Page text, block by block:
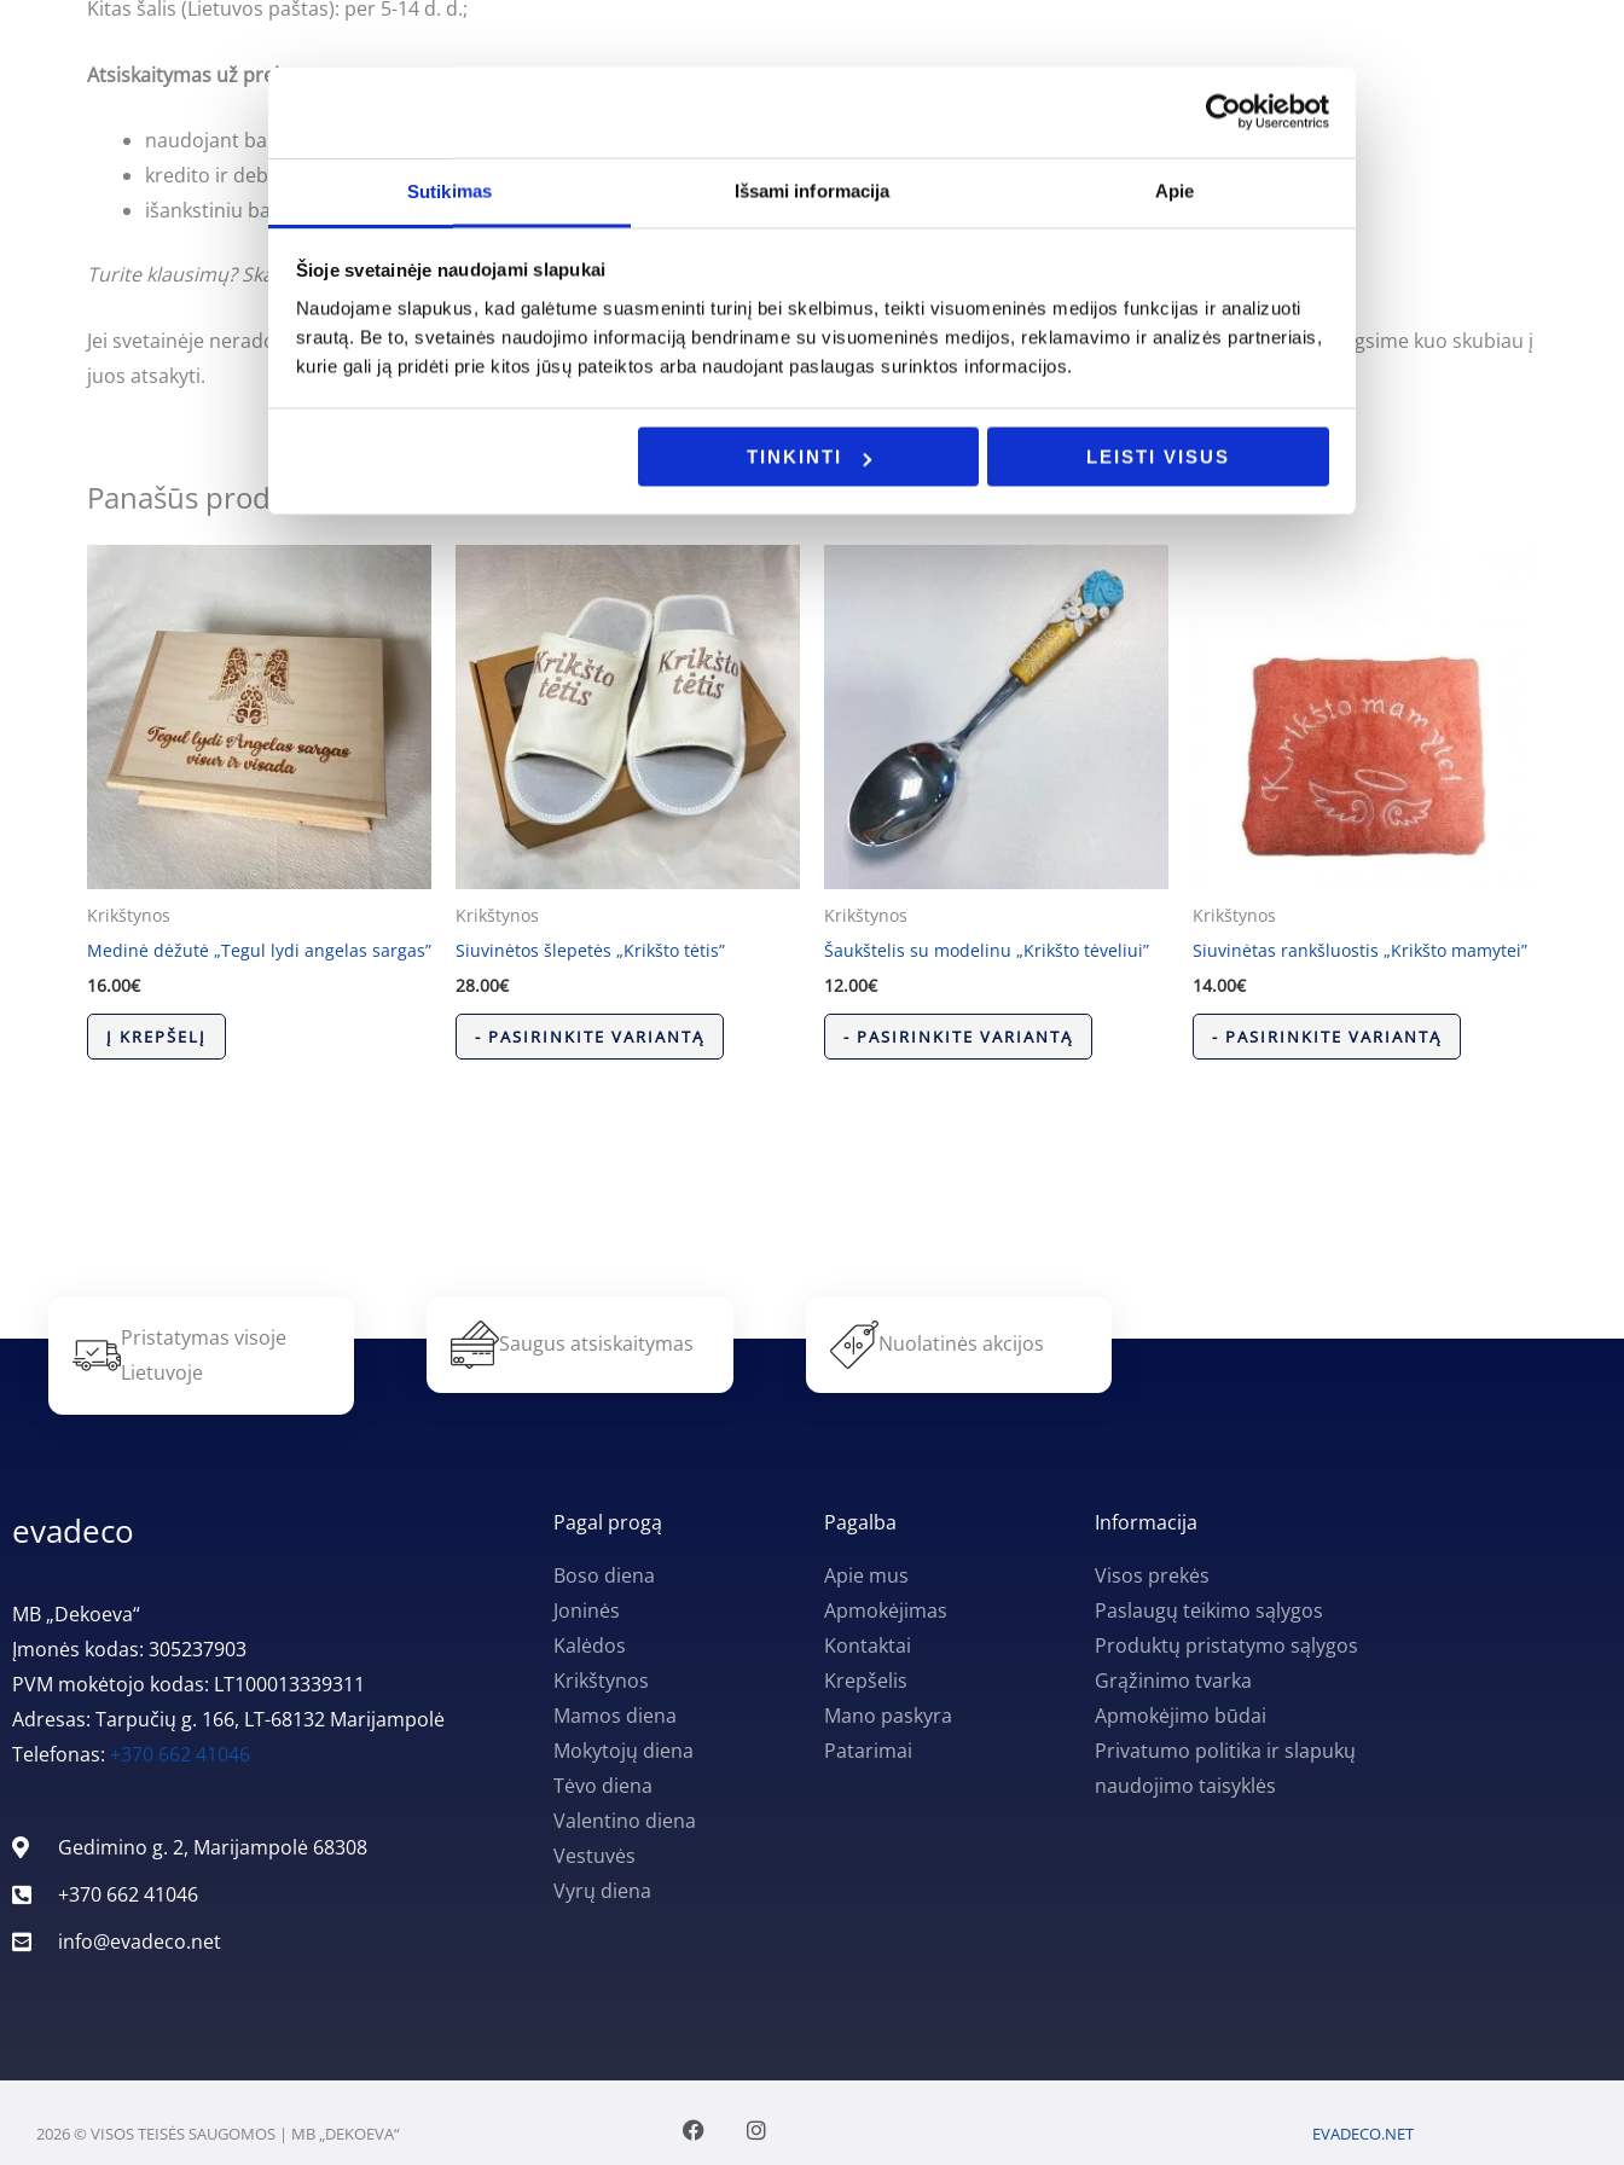
Sutikimas Išsami informacija Apie
Šioje svetainėje naudojami slapukai
Naudojame slapukus, kad galėtume suasmeninti turinį bei skelbimus, teikti visuomeninės medijos funkcijas ir analizuoti
srautą. Be to, svetainės naudojimo informaciją bendriname su visuomeninės medijos, reklamavimo ir analizės partneriais,
kurie gali ją pridėti prie kitos jūsų pateiktos arba naudojant paslaugas surinktos informacijos.
TINKINTI LEISTI VISUS
Kitas šalis (Lietuvos paštas): per 5-14 d. d.;
Atsiskaitymas už prekes:
naudojant banko internetinės bankininkystės sistemas;
kredito ir debeto kortele;
išankstiniu bankiniu pavedimu;
Turite klausimų? Skambinkite: +370 662 41046 arba rašykite: info@evadeco.net
Jei svetainėje neradote Jus dominančios informacijos ar Jus domina individualus užsakymas, galite mums užduoti klausimus ir mes pasistengsime kuo skubiau į
juos atsakyti.
Panašūs produktai
Krikštynos
Medinė dėžutė „Tegul lydi angelas sargas”
16.00€
Į KREPŠELĮ
Krikštynos
Siuvinėtos šlepetės „Krikšto tėtis”
28.00€
- PASIRINKITE VARIANTĄ
Krikštynos
Šaukštelis su modelinu „Krikšto tėveliui”
12.00€
- PASIRINKITE VARIANTĄ
Krikštynos
Siuvinėtas rankšluostis „Krikšto mamytei”
14.00€
- PASIRINKITE VARIANTĄ
Pristatymas visoje
Lietuvoje
Saugus atsiskaitymas Nuolatinės akcijos
evadeco
MB „Dekoeva“
Įmonės kodas: 305237903
PVM mokėtojo kodas: LT100013339311
Adresas: Tarpučių g. 166, LT-68132 Marijampolė
Telefonas: +370 662 41046
Gedimino g. 2, Marijampolė 68308
+370 662 41046
info@evadeco.net
Pagal progą
Boso diena
Joninės
Kalėdos
Krikštynos
Mamos diena
Mokytojų diena
Tėvo diena
Valentino diena
Vestuvės
Vyrų diena
Pagalba
Apie mus
Apmokėjimas
Kontaktai
Krepšelis
Mano paskyra
Patarimai
Informacija
Visos prekės
Paslaugų teikimo sąlygos
Produktų pristatymo sąlygos
Grąžinimo tvarka
Apmokėjimo būdai
Privatumo politika ir slapukų
naudojimo taisyklės
2026 © VISOS TEISĖS SAUGOMOS | MB „DEKOEVA“ F
a
I
n EVADECO.NET